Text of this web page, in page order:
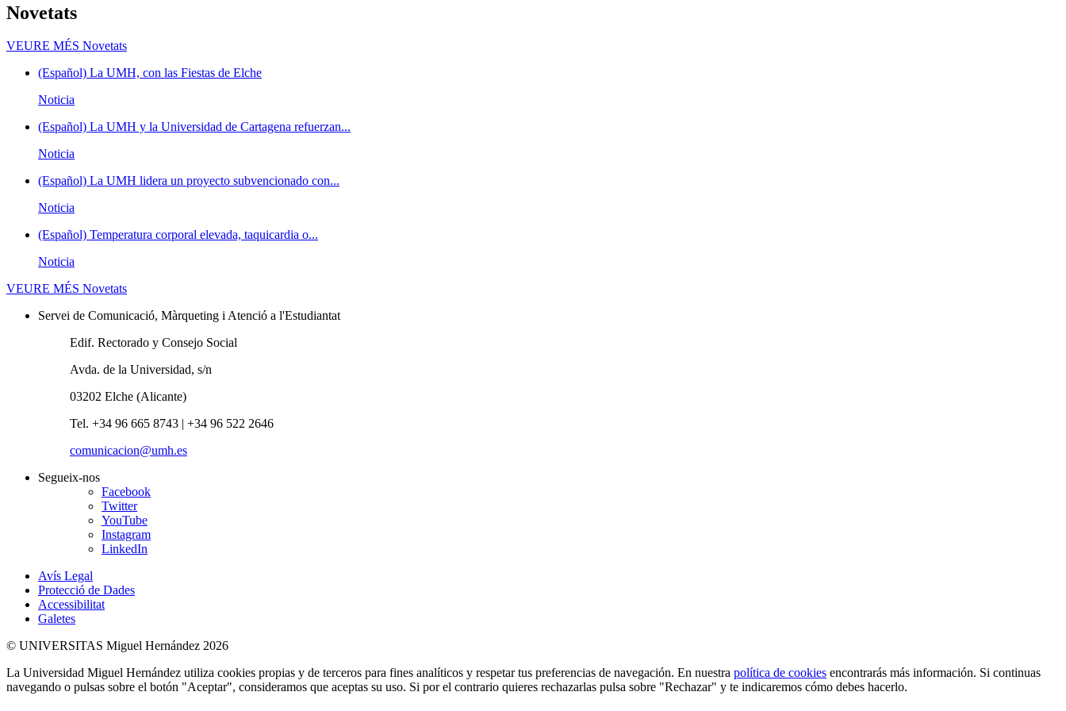
Novetats
VEURE MÉS Novetats
(Español) La UMH, con las Fiestas de Elche
Noticia
(Español) La UMH y la Universidad de Cartagena refuerzan...
Noticia
(Español) La UMH lidera un proyecto subvencionado con...
Noticia
(Español) Temperatura corporal elevada, taquicardia o...
Noticia
VEURE MÉS Novetats
Servei de Comunicació, Màrqueting i Atenció a l'Estudiantat
Edif. Rectorado y Consejo Social
Avda. de la Universidad, s/n
03202 Elche (Alicante)
Tel. +34 96 665 8743 | +34 96 522 2646
comunicacion@umh.es
Segueix-nos
Facebook
Twitter
YouTube
Instagram
LinkedIn
Avís Legal
Protecció de Dades
Accessibilitat
Galetes
© UNIVERSITAS Miguel Hernández 2026
La Universidad Miguel Hernández utiliza cookies propias y de terceros para fines analíticos y respetar tus preferencias de navegación. En nuestra política de cookies encontrarás más información. Si continuas
navegando o pulsas sobre el botón "Aceptar", consideramos que aceptas su uso. Si por el contrario quieres rechazarlas pulsa sobre "Rechazar" y te indicaremos cómo debes hacerlo.